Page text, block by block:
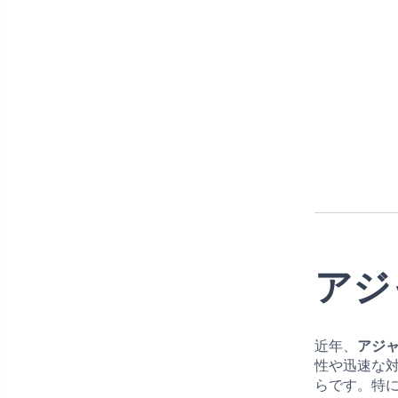
ア
近年、 アジ
性や迅速な
らです。特